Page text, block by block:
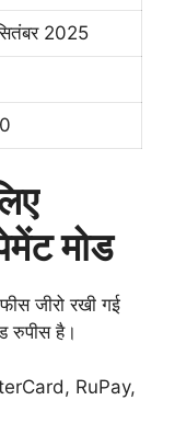
2025
मोड
जीरो रखी गई
रुपीस है।
RuPay,